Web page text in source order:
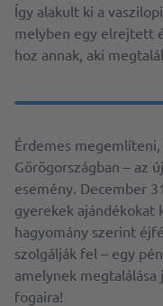
Így alakult ki a
melyben egy elrejtett
hoz annak, aki
Érdemes
Görögországban – az
esemény. December
gyerekek
hagyomány szerint
szolgálják fel – egy
amelynek megtalálása
fogaira!